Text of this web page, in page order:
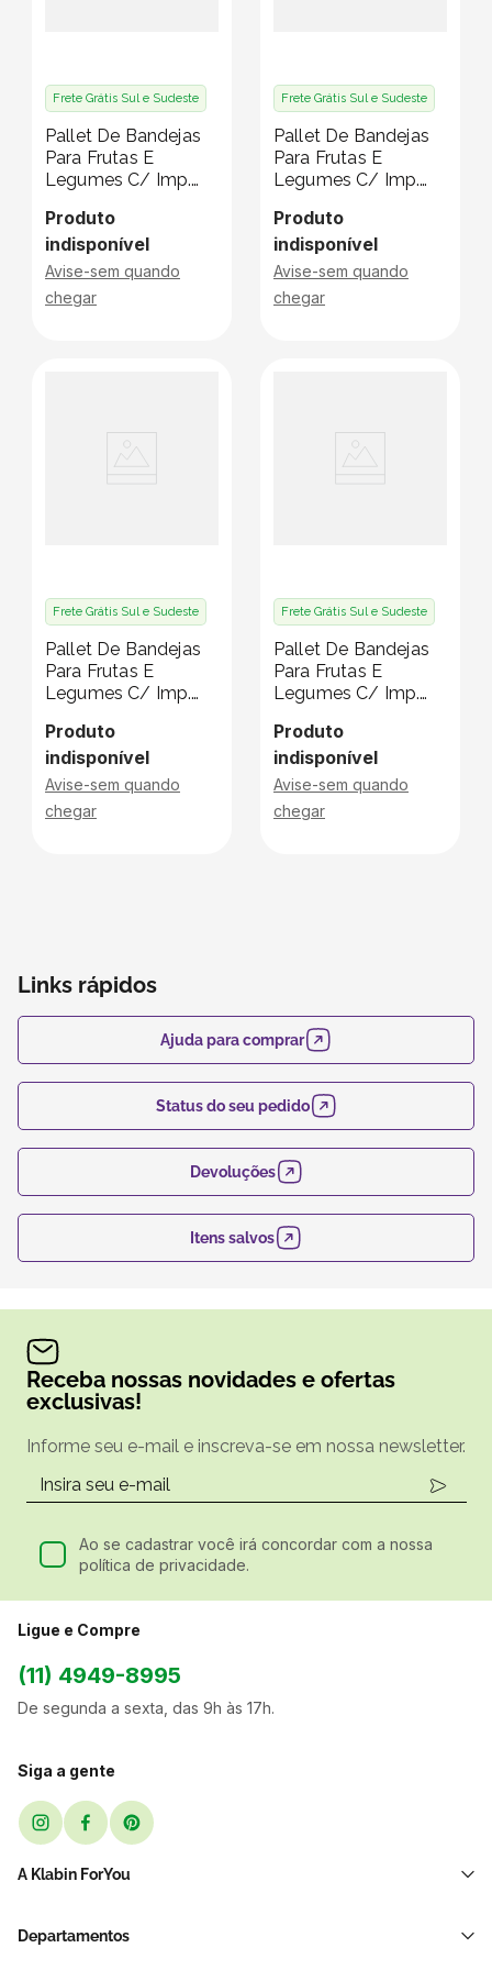
Frete Grátis Sul e Sudeste
Pallet De Bandejas
Para Frutas E
Legumes C/ Imp.
Cm - Pallet C/ 5670
Unidades
Produto
indisponível
Avise-sem quando
chegar
Frete Grátis Sul e Sudeste
Pallet De Bandejas
Para Frutas E
Legumes C/ Imp.
Cm - Pallet C/ 2025
Unidades
Produto
indisponível
Avise-sem quando
chegar
Frete Grátis Sul e Sudeste
Pallet De Bandejas
Para Frutas E
Legumes C/ Imp.
Cm - Pallet C/ 5400
Unidades
Produto
indisponível
Avise-sem quando
chegar
Frete Grátis Sul e Sudeste
Pallet De Bandejas
Para Frutas E
Legumes C/ Imp.
Cm - Pallet C/ 7560
Unidades
Produto
indisponível
Avise-sem quando
chegar
Links rápidos
Ajuda para comprar
Status do seu pedido
Devoluções
Itens salvos
Receba nossas novidades e ofertas
exclusivas!
Informe seu e-mail e inscreva-se em nossa newsletter.
Ao se cadastrar você irá concordar com a nossa
política de privacidade.
Ligue e Compre
(11) 4949-8995
De segunda a sexta, das 9h às 17h.
Siga a gente
A Klabin ForYou
Black Friday
Departamentos